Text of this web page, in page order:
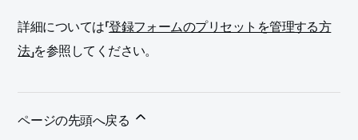
詳細については「登録フォームのプリセットを管理する方
法」を参照してください。
ページの先頭へ戻る